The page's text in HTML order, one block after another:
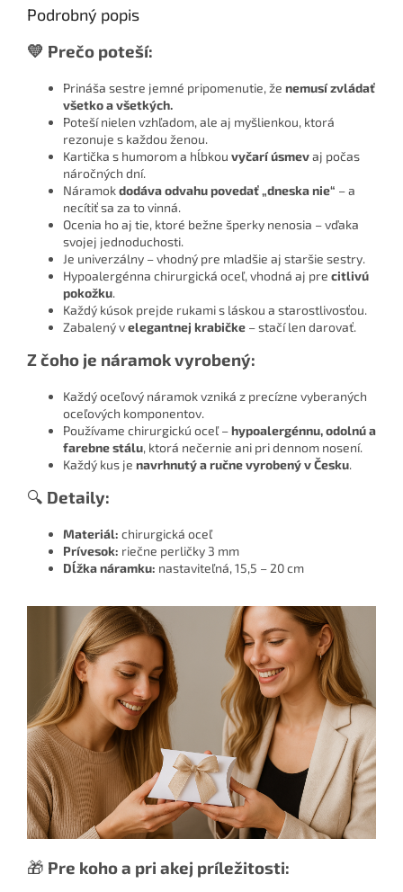
Podrobný popis
💛 Prečo poteší:
Prináša sestre jemné pripomenutie, že nemusí zvládať
všetko a všetkých.
Poteší nielen vzhľadom, ale aj myšlienkou, ktorá
rezonuje s každou ženou.
Kartička s humorom a hĺbkou vyčarí úsmevaj počas
náročných dní.
Náramokdodáva odvahu povedať „dneska nie“ – a
necítiť sa za to vinná.
Ocenia ho aj tie, ktoré bežne šperky nenosia – vďaka
svojej jednoduchosti.
Je univerzálny – vhodný pre mladšie aj staršie sestry.
Hypoalergénna chirurgická oceľ, vhodná aj pre citlivú
pokožku.
Každý kúsok prejde rukami s láskou a starostlivosťou.
Zabalený velegantnej krabičke – stačí len darovať.
Z čoho je náramok vyrobený:
Každý oceľový náramok vzniká z precízne vyberaných
oceľových komponentov.
Používame chirurgickú oceľ –hypoalergénnu, odolnú a
farebne stálu, ktorá nečernie ani pri dennom nosení.
Každý kus je navrhnutý a ručne vyrobený v Česku.
🔍 Detaily:
Materiál: chirurgická oceľ
Prívesok: riečne perličky 3 mm
Dĺžka náramku: nastaviteľná, 15,5 – 20 cm
🎁 Pre koho a pri akej príležitosti: